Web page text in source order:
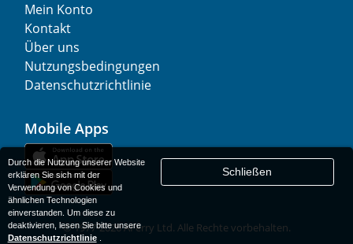
Mein Konto
Kontakt
Über uns
Nutzungsbedingungen
Datenschutzrichtlinie
Mobile Apps
© 1977-2026AFerry Ltd. Alle Rechte vorbehalten.
Durch die Nutzung unserer Website
erklären Sie sich mit der
Verwendung von Cookies und
ähnlichen Technologien
einverstanden. Um diese zu
deaktivieren, lesen Sie bitte unsere
Datenschutzrichtlinie.
Schließen